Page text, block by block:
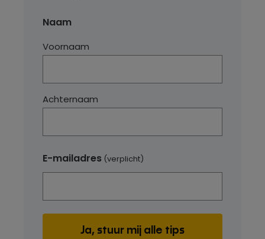
Naam
Voornaam
Achternaam
E-mailadres (verplicht)